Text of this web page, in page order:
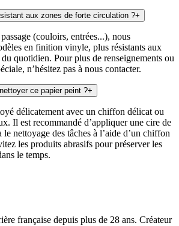
aux zones de forte circulation ?+
(couloirs, entrées...), nous
en finition vinyle, plus résistants aux
quotidien. Pour plus de renseignements ou
n’hésitez pas à nous contacter.
ce papier peint ?+
délicatement avec un chiffon délicat ou
Il est recommandé d’appliquer une cire de
nettoyage des tâches à l’aide d’un chiffon
les produits abrasifs pour préserver les
le temps.
française depuis plus de 28 ans. Créateur